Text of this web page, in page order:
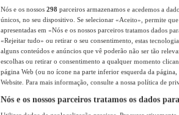
Nós e os nossos 298 parceiros armazenamos e acedemos a
únicos, no seu dispositivo. Se selecionar «Aceito», permite
apresentadas em «Nós e os nossos parceiros tratamos dados
«Rejeitar tudo» ou retirar o seu consentimento, estas
alguns conteúdos e anúncios que vê poderão não ser tão
escolhas ou retirar o consentimento a qualquer momento
página Web (ou no ícone na parte inferior esquerda da página,
Website. Para mais informação, consulte a nossa política de
Nós e os nossos parceiros tratamos os dados